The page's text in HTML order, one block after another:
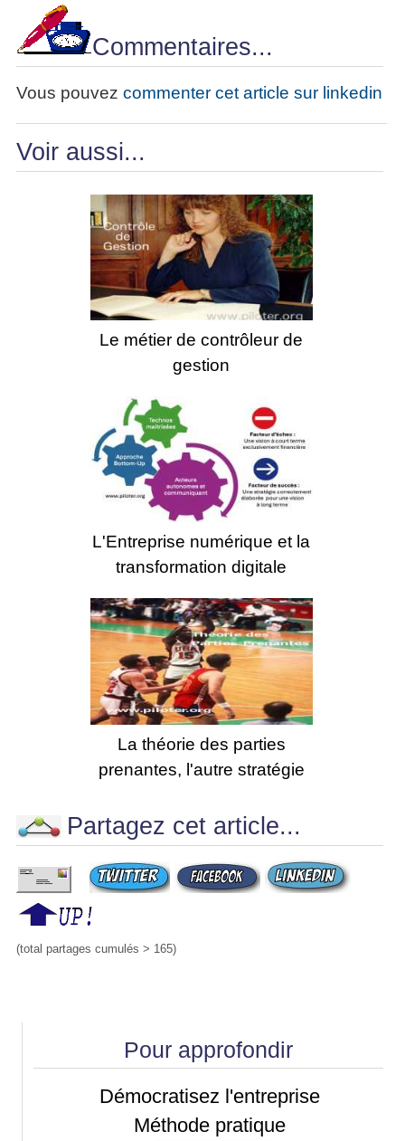
Commentaires...
Vous pouvez commenter cet article sur linkedin
Voir aussi...
Le métier de contrôleur de
gestion
L'Entreprise numérique et la
transformation digitale
La théorie des parties
prenantes, l'autre stratégie
Partagez cet article...
(total partages cumulés > 165)
Pour approfondir
Démocratisez l'entreprise
Méthode pratique